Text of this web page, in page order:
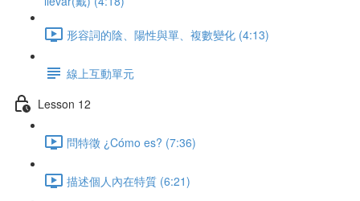
形容詞的陰、陽性與單、複數變化 (4:13)
線上互動單元
Lesson 12
問特徵 ¿Cómo es? (7:36)
描述個人內在特質 (6:21)